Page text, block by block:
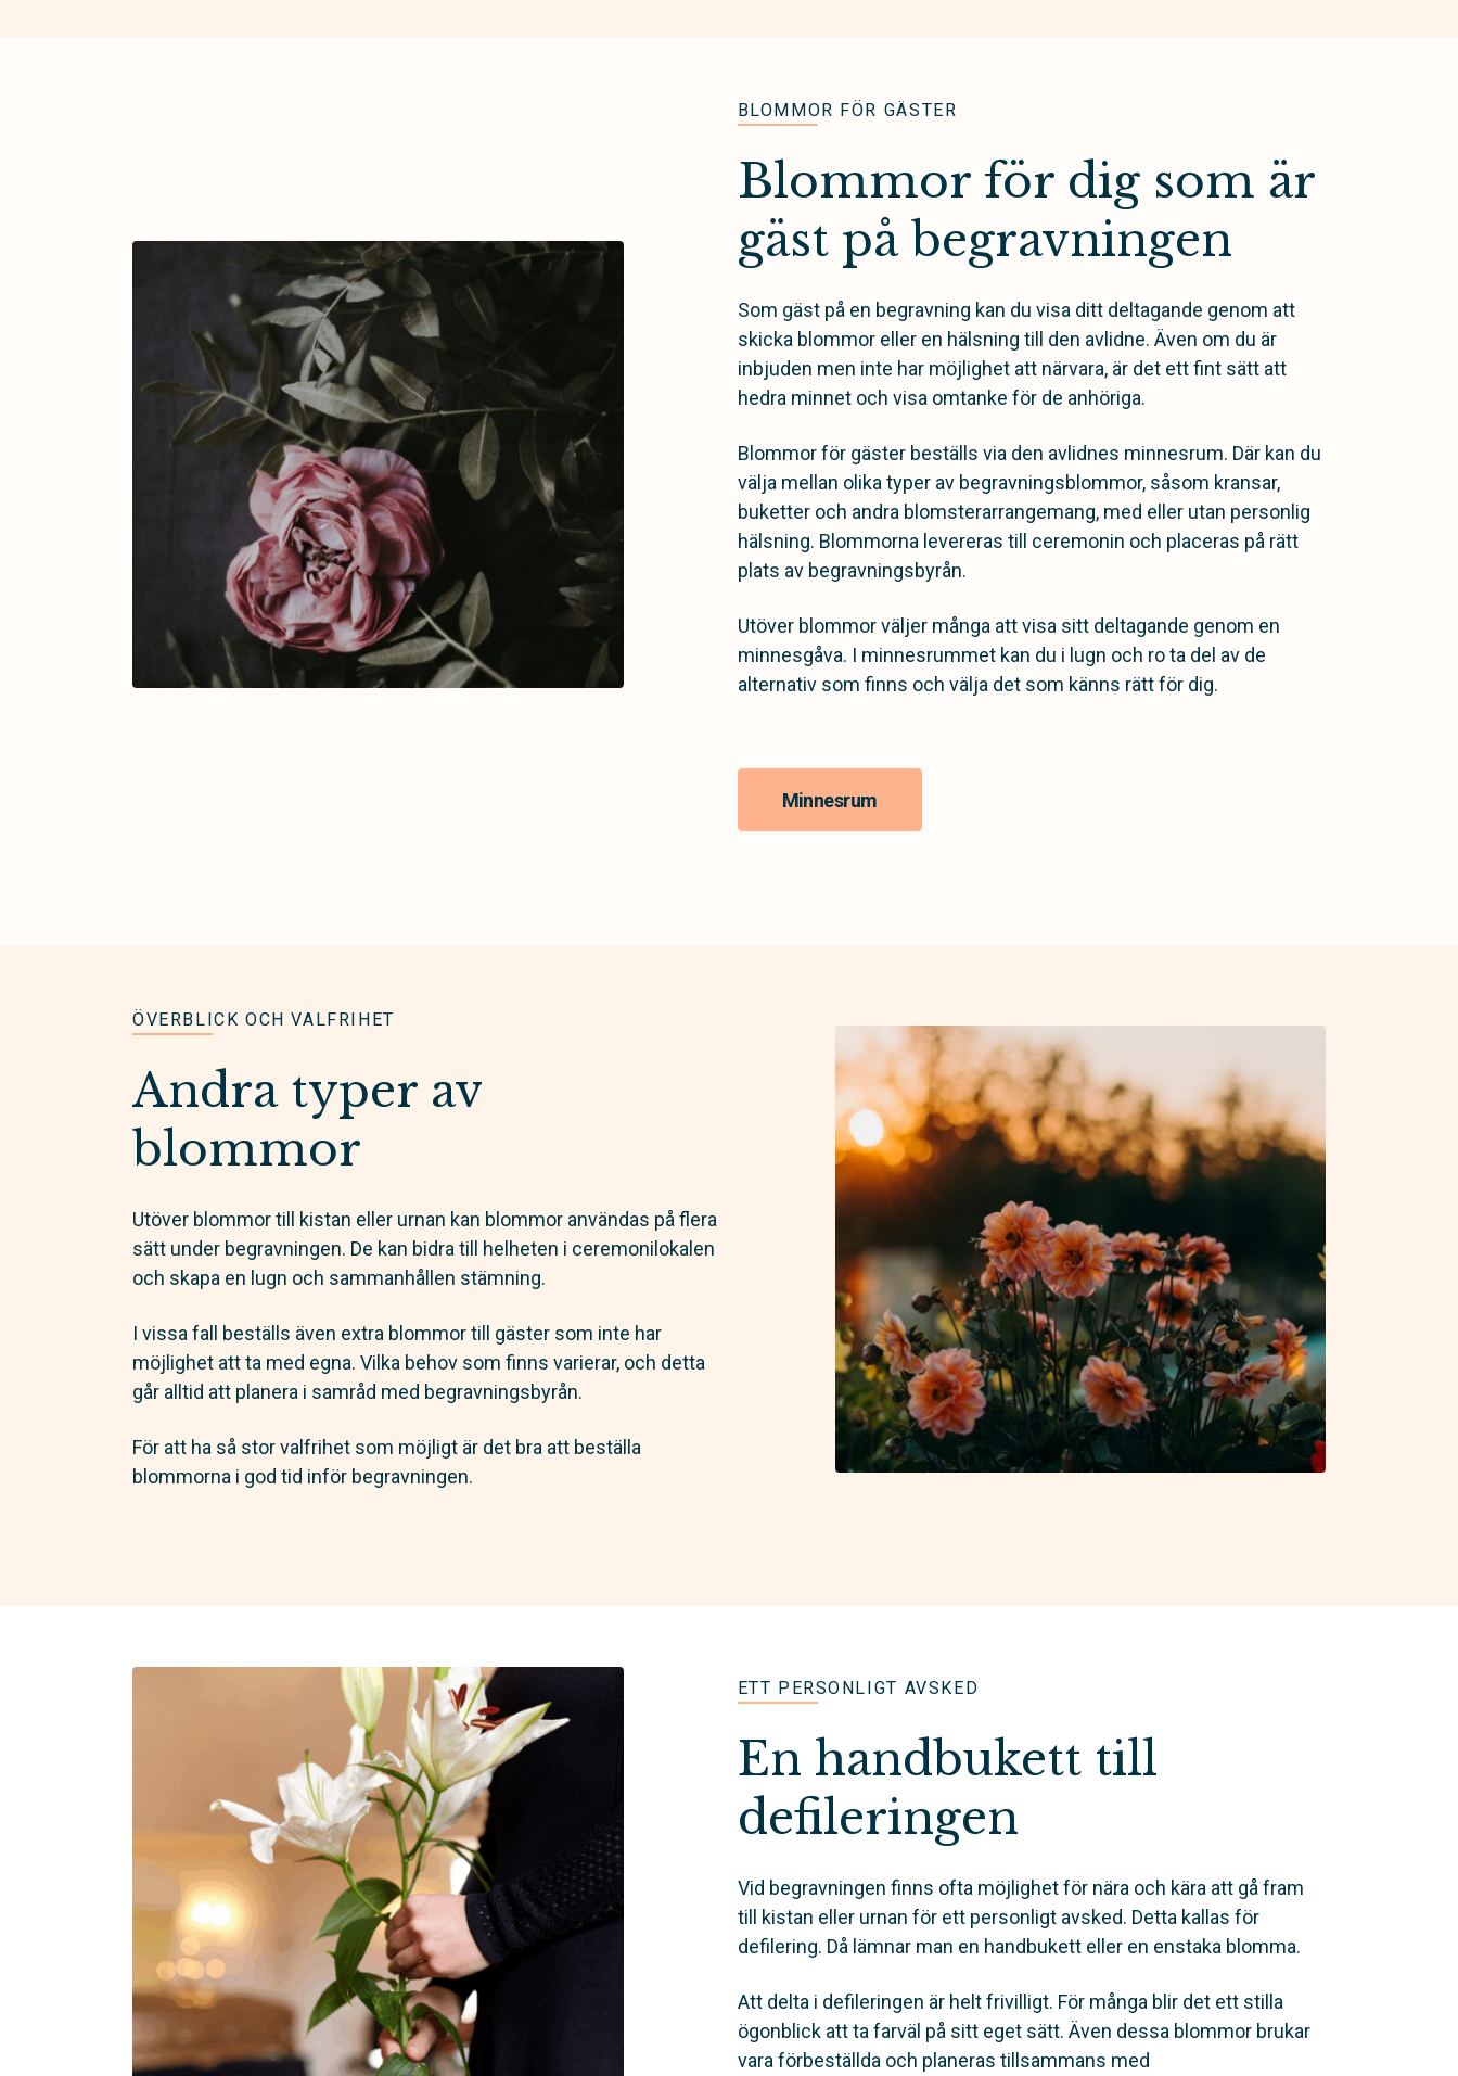
BLOMMOR FÖR GÄSTER
Blommor för dig som är
gäst på begravningen
Som gäst på en begravning kan du visa ditt deltagande genom att
skicka blommor eller en hälsning till den avlidne. Även om du är
inbjuden men inte har möjlighet att närvara, är det ett fint sätt att
hedra minnet och visa omtanke för de anhöriga.
Blommor för gäster beställs via den avlidnes minnesrum. Där kan du
välja mellan olika typer av begravningsblommor, såsom kransar,
buketter och andra blomsterarrangemang, med eller utan personlig
hälsning. Blommorna levereras till ceremonin och placeras på rätt
plats av begravningsbyrån.
Utöver blommor väljer många att visa sitt deltagande genom en
minnesgåva. I minnesrummet kan du i lugn och ro ta del av de
alternativ som finns och välja det som känns rätt för dig.
Minnesrum
ÖVERBLICK OCH VALFRIHET
Andra typer av
blommor
Utöver blommor till kistan eller urnan kan blommor användas på flera
sätt under begravningen. De kan bidra till helheten i ceremonilokalen
och skapa en lugn och sammanhållen stämning.
I vissa fall beställs även extra blommor till gäster som inte har
möjlighet att ta med egna. Vilka behov som finns varierar, och detta
går alltid att planera i samråd med begravningsbyrån.
För att ha så stor valfrihet som möjligt är det bra att beställa
blommorna i god tid inför begravningen.
ETT PERSONLIGT AVSKED
En handbukett till
defileringen
Vid begravningen finns ofta möjlighet för nära och kära att gå fram
till kistan eller urnan för ett personligt avsked. Detta kallas för
defilering. Då lämnar man en handbukett eller en enstaka blomma.
Att delta i defileringen är helt frivilligt. För många blir det ett stilla
ögonblick att ta farväl på sitt eget sätt. Även dessa blommor brukar
vara förbeställda och planeras tillsammans med